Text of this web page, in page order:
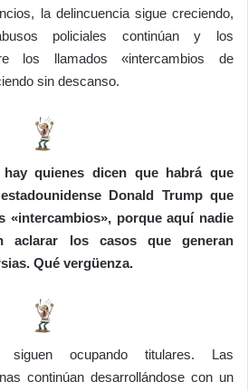
la delincuencia sigue creciendo,
policiales continúan y los
los llamados «intercambios de
sin descanso.
quienes dicen que habrá que
Donald Trump que
«intercambios», porque aquí nadie
aclarar los casos que generan
Qué vergüenza.
ocupando titulares. Las
continúan desarrollándose con un